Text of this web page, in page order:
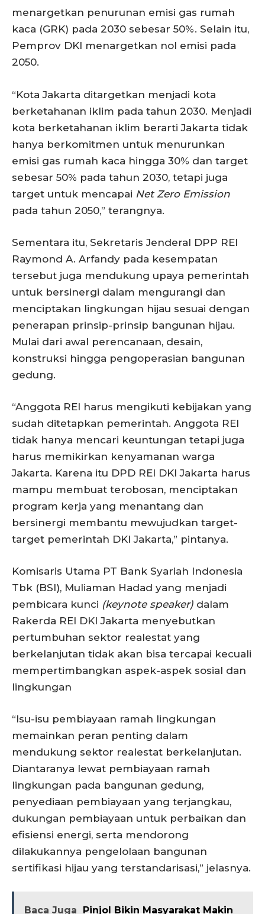
menargetkan penurunan emisi gas rumah
kaca (GRK) pada 2030 sebesar 50%. Selain itu,
Pemprov DKI menargetkan nol emisi pada
2050.
“Kota Jakarta ditargetkan menjadi kota
berketahanan iklim pada tahun 2030. Menjadi
kota berketahanan iklim berarti Jakarta tidak
hanya berkomitmen untuk menurunkan
emisi gas rumah kaca hingga 30% dan target
sebesar 50% pada tahun 2030, tetapi juga
target untuk mencapai Net Zero Emission
pada tahun 2050,” terangnya.
Sementara itu, Sekretaris Jenderal DPP REI
Raymond A. Arfandy pada kesempatan
tersebut juga mendukung upaya pemerintah
untuk bersinergi dalam mengurangi dan
menciptakan lingkungan hijau sesuai dengan
penerapan prinsip-prinsip bangunan hijau.
Mulai dari awal perencanaan, desain,
konstruksi hingga pengoperasian bangunan
gedung.
“Anggota REI harus mengikuti kebijakan yang
sudah ditetapkan pemerintah. Anggota REI
tidak hanya mencari keuntungan tetapi juga
harus memikirkan kenyamanan warga
Jakarta. Karena itu DPD REI DKI Jakarta harus
mampu membuat terobosan, menciptakan
program kerja yang menantang dan
bersinergi membantu mewujudkan target-
target pemerintah DKI Jakarta,” pintanya.
Komisaris Utama PT Bank Syariah Indonesia
Tbk (BSI), Muliaman Hadad yang menjadi
pembicara kunci (keynote speaker) dalam
Rakerda REI DKI Jakarta menyebutkan
pertumbuhan sektor realestat yang
berkelanjutan tidak akan bisa tercapai kecuali
mempertimbangkan aspek-aspek sosial dan
lingkungan
“Isu-isu pembiayaan ramah lingkungan
memainkan peran penting dalam
mendukung sektor realestat berkelanjutan.
Diantaranya lewat pembiayaan ramah
lingkungan pada bangunan gedung,
penyediaan pembiayaan yang terjangkau,
dukungan pembiayaan untuk perbaikan dan
efisiensi energi, serta mendorong
dilakukannya pengelolaan bangunan
sertifikasi hijau yang terstandarisasi,” jelasnya.
Baca Juga
Pinjol Bikin Masyarakat Makin